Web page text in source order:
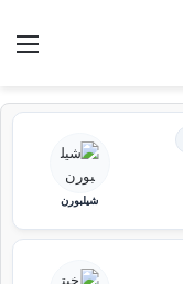
شيلبورن